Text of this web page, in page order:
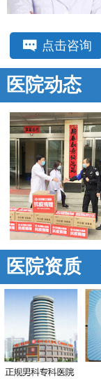
点击咨询
医院动态
医院资质